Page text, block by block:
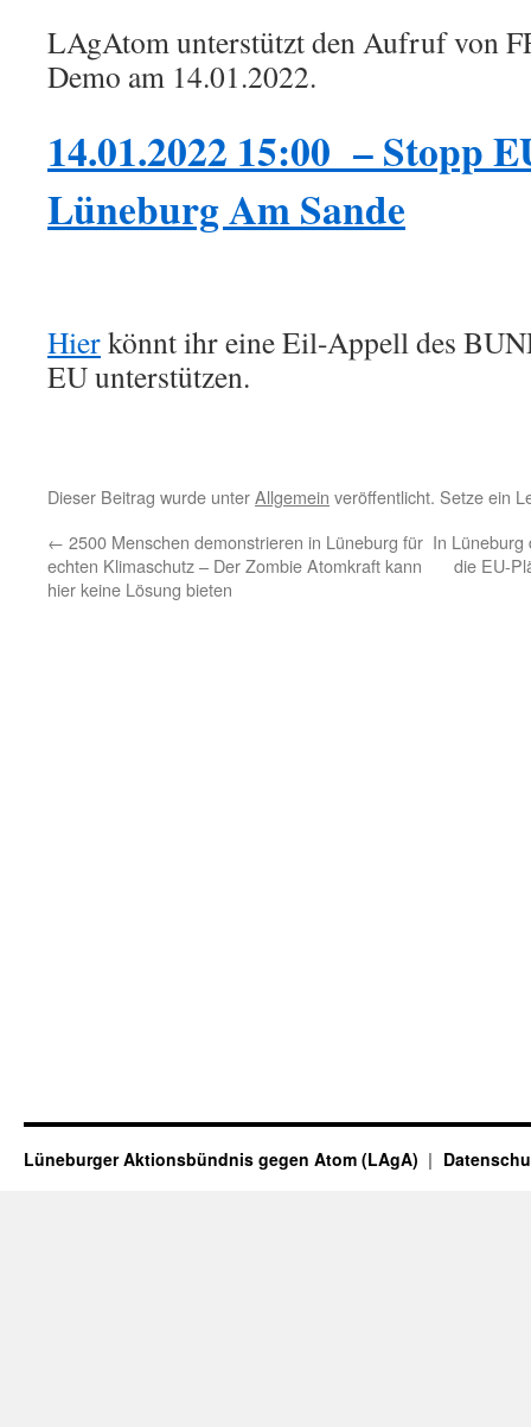
LAgAtom unterstützt den Aufruf von
Demo am 14.01.2022.
14.01.2022 15:00 – Stopp
Lüneburg Am Sande
Hierkönnt ihr eine Eil-Appell des
EU unterstützen.
Dieser Beitrag wurde unterAllgemein veröffentlicht. Setze ein
← 2500 Menschen demonstrieren in Lüneburg für
echten Klimaschutz – Der Zombie Atomkraft kann
hier keine Lösung bieten
In Lüneburg
die EU-
Lüneburger Aktionsbündnis gegen Atom (LAgA)